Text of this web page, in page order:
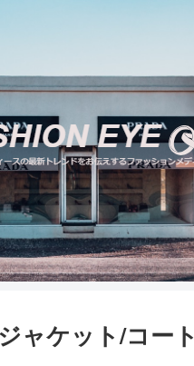
ャケット/コート